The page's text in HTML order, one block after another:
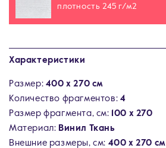
плотность 245 г/м2
Характеристики
Размер: 400 х 270 см
Количество фрагментов: 4
Размер фрагмента, см: 100 х 270
Материал: Винил Ткань
Внешние размеры, см: 400 х 270 см